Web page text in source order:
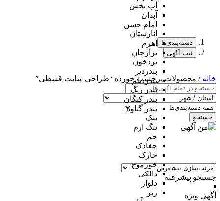
آب پخش
آبدان
امام حسن
انارستان
اهرم
برازجان
بردخون
بندردیر
بندردیلم
بندر ریگ
بندر کنگان
بندر گناوه
بنک
تنگ ارم
جم
چغادک
خارک
خورموج
دالکی
دلوار
ریز
دسته‌بندی‌ها
ثبت آگهی
خانه / محصولات برچسب خورده “طراحی سایت قسطی”
جستجو
جستجو پیشرفته
آگهی ویژه